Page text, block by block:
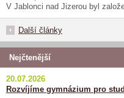
V Jablonci nad Jizerou byl
Další články
Nejčtenější
20.07.2026
Rozvíjíme gymnázium pro